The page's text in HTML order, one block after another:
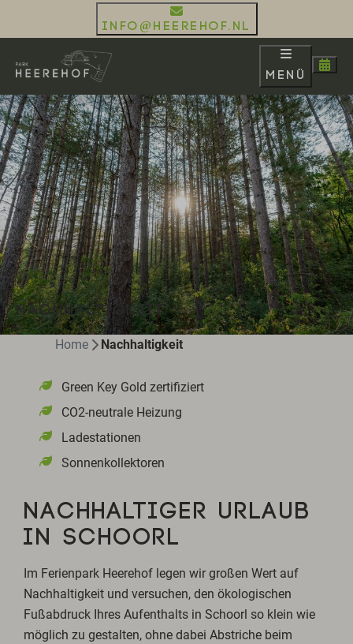
info@heerehof.nl
Menü
NACHHALTIGKEIT
Home Nachhaltigkeit
Green Key Gold zertifiziert
CO2-neutrale Heizung
Ladestationen
Sonnenkollektoren
NACHHALTIGER URLAUB
IN SCHOORL
Im Ferienpark Heerehof legen wir großen Wert auf
Nachhaltigkeit und versuchen, den ökologischen
Fußabdruck Ihres Aufenthalts in Schoorl so klein wie
möglich zu gestalten, ohne dabei Abstriche beim